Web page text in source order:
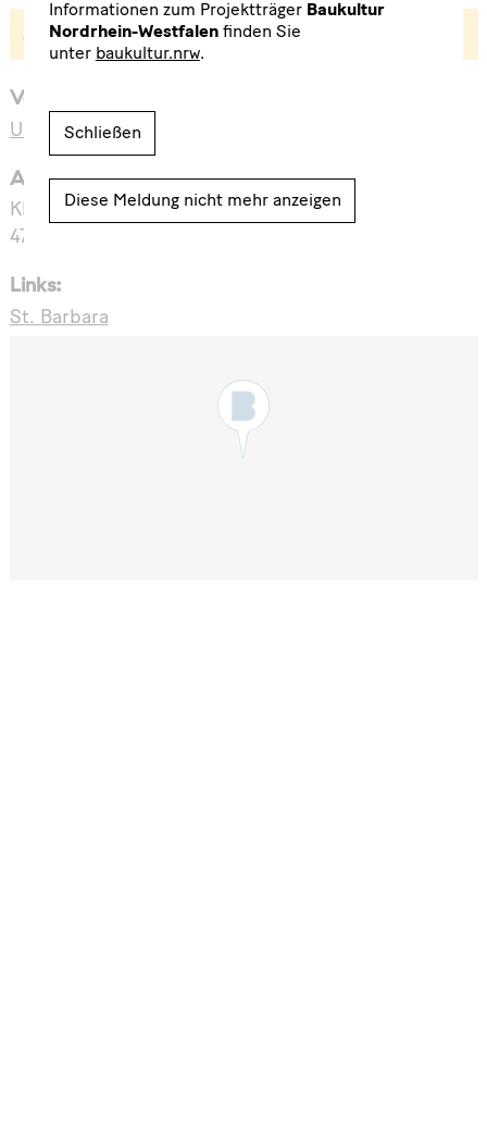
Ausgezeichnet!
Veranstalter:
Urbane Künste Ruhr
Adresse:
Klausstraße 1
47226 Duisburg
Links:
St. Barbara
Informationen zum Projektträger Baukultur
Nordrhein-Westfalenfinden Sie
unter baukultur.nrw.
Schließen
Diese Meldung nicht mehr anzeigen